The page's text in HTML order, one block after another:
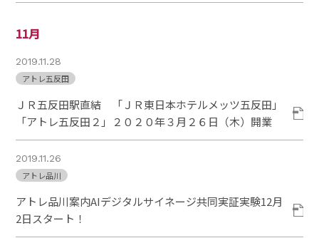
11月
2019.11.28
アトレ五反田
ＪＲ五反田駅直結 「ＪＲ東日本ホテルメッツ五反田」
「アトレ五反田２」２０２０年３月２６日（木）開業
2019.11.26
アトレ品川
アトレ品川案内AIデジタルサイネージ共同実証実験12月
2日スタート！